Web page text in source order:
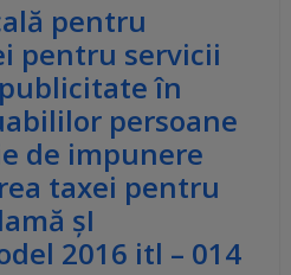
pentru
pentru servicii
în
persoane
de impunere
taxei pentru
şI
2016 itl – 014